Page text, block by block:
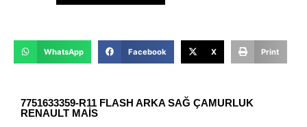
WhatsApp Facebook X Print
7751633359-R11 FLASH ARKA SAĞ ÇAMURLUK
RENAULT MAİS